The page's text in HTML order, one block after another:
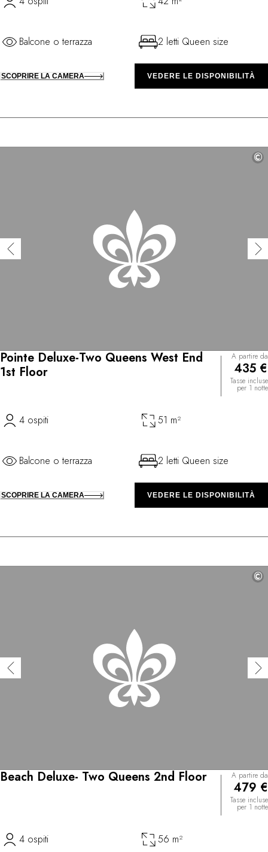
Balcone o terrazza 2 letti Queen size
SCOPRIRE LA CAMERA VEDERE LE DISPONIBILITÀ
©
Pointe Deluxe-Two Queens West End
1st Floor
A partire da
435 €
Tasse incluse
per 1 notte
4 ospiti 51 m²
Balcone o terrazza 2 letti Queen size
SCOPRIRE LA CAMERA VEDERE LE DISPONIBILITÀ
©
Beach Deluxe- Two Queens 2nd Floor A partire da
479 €
Tasse incluse
per 1 notte
4 ospiti 56 m²